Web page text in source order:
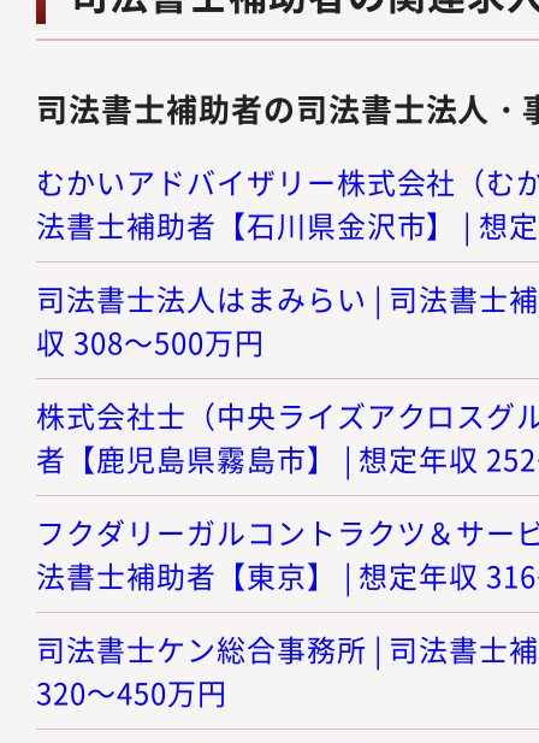
司法書士補助者の司法書士法人・
むかいアドバイザリー株式会社（む
法書士補助者【石川県金沢市】 | 想
司法書士法人はまみらい | 司法書士
収 308～500万円
株式会社士（中央ライズアクロスグ
者【鹿児島県霧島市】 | 想定年収
フクダリーガルコントラクツ＆サー
法書士補助者【東京】 | 想定年収
司法書士ケン総合事務所 | 司法書士
320～450万円